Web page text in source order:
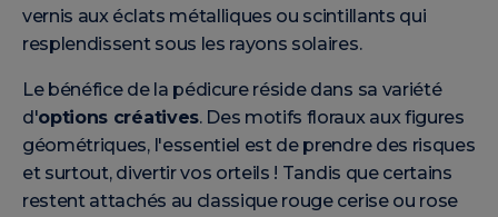
vernis aux éclats métalliques ou scintillants qui
resplendissent sous les rayons solaires.
Le bénéfice de la pédicure réside dans sa variété
d'options créatives. Des motifs floraux aux figures
géométriques, l'essentiel est de prendre des risques
et surtout, divertir vos orteils ! Tandis que certains
restent attachés au classique rouge cerise ou rose